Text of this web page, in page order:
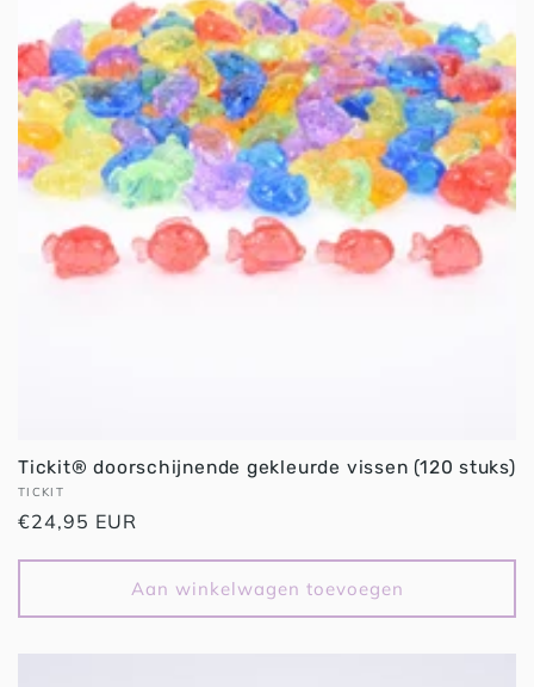
Tickit® doorschijnende gekleurde vissen (120 stuks)
Verkoper:
TICKIT
Normale
€24,95 EUR
Aan winkelwagen toevoegen